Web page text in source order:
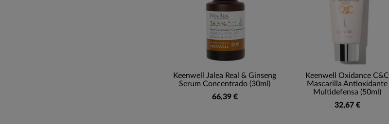
Keenwell Jalea Real & Ginseng
Serum Concentrado (30ml)
66,39 €
Keenwell Oxidance C&C
Mascarilla Antioxidante
Multidefensa (50ml)
32,67 €